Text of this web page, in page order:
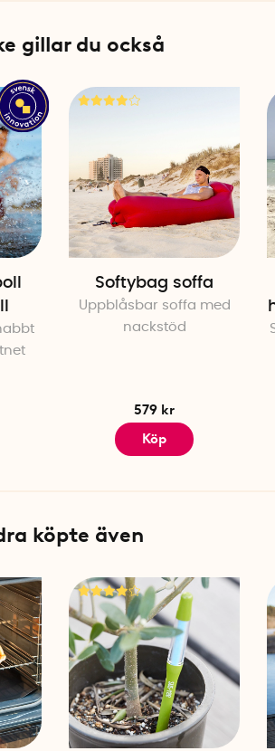
Vikt: 350 g
Bredd: 23 cm
Höjd: 9,5 cm
Mått i förvaringspåse:22 cm
Vattenavvisande: Ja
Material: Miljövänligt rPET-
Tvättråd: överdraget tvättbart
Antal per förpackning: 1 st
gillar du också
Softybag soffa
Uppblåsbar soffa med
nackstöd
579 kr
Köp
köpte även